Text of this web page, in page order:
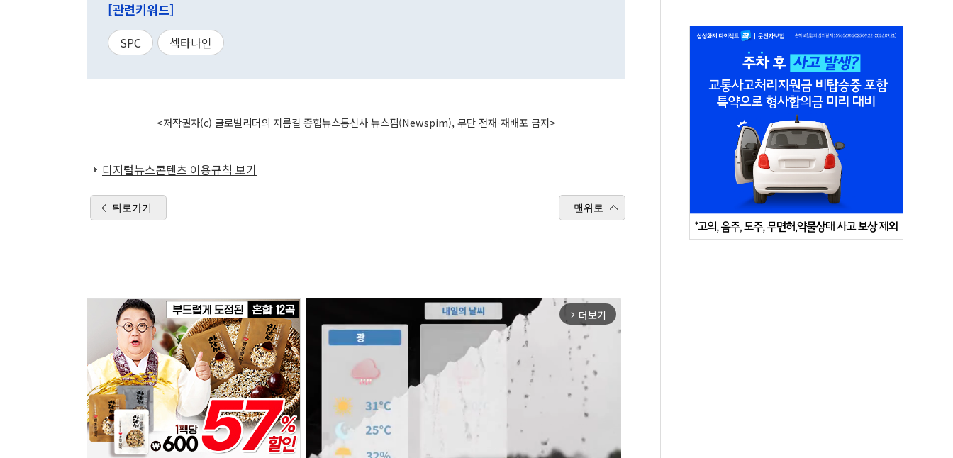
[관련키워드]
SPC 섹타나인
<저작권자(c) 글로벌리더의 지름길 종합뉴스통신사 뉴스핌(Newspim), 무단 전재-재배포 금지>
디지털뉴스콘텐츠 이용규칙 보기
뒤로가기 맨위로
arrow_forward_ios 더보기